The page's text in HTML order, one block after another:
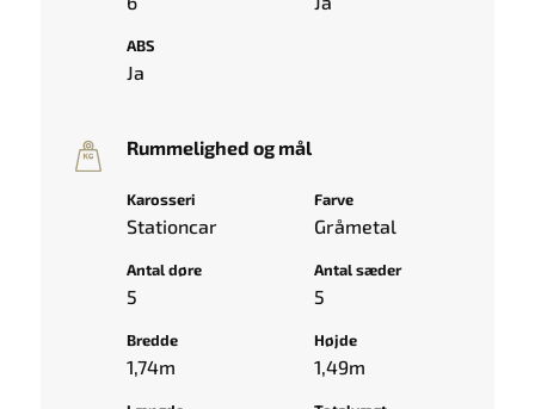
ABS
Ja
Rummelighed og mål
Karosseri
Stationcar
Farve
Gråmetal
Antal døre
5
Antal sæder
5
Bredde
1,74m
Højde
1,49m